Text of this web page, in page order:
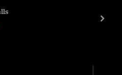
next